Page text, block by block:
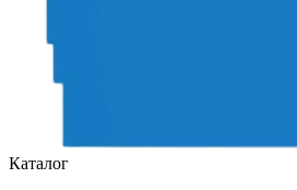
Каталог